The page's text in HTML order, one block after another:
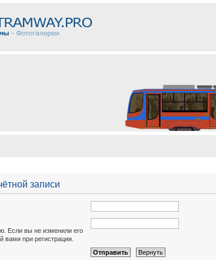
записи
Если вы не изменили его
вами при регистрации.